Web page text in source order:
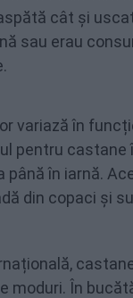
cât și
sau erau
variază în
pentru castane
până în iarnă.
din copaci și
moduri. În